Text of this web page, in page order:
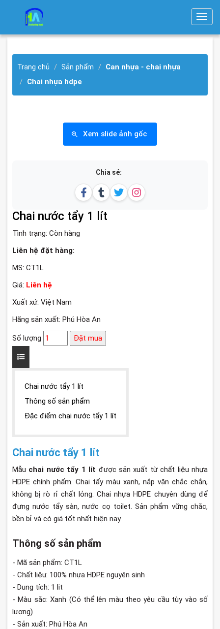
T
g
Trang chủ Sản phẩm
Can nhựa - chai nhựa
Chai nhựa hdpe
Xem slide ảnh gốc
Chia sẻ:
Chai nước tẩy 1 lít
Tình trạng: Còn hàng
Liên hệ đặt hàng:
MS: CT1L
Giá: Liên hệ
Xuất xứ: Việt Nam
Hãng sản xuất: Phú Hòa An
Số lượng Đặt mua
Chai nước tẩy 1 lít
Thông số sản phẩm
Đặc điểm chai nước tẩy 1 lít
Chai nước tẩy 1 lít
Mẫu chai nước tẩy 1 lít được sản xuất từ chất liệu nhựa
HDPE chính phẩm. Chai tẩy màu xanh, nắp vặn chắc chắn,
không bị rò rỉ chất lỏng. Chai nhựa HDPE chuyên dùng để
đựng nước tẩy sàn, nước cọ toilet. Sản phẩm vững chắc,
bền bỉ và có giá tốt nhất hiện nay.
Thông số sản phẩm
- Mã sản phẩm: CT1L
- Chất liệu: 100% nhựa HDPE nguyên sinh
- Dung tích: 1 lit
- Màu sắc: Xanh (Có thể lên màu theo yêu cầu tùy vào số
lượng)
- Sản xuất: Phú Hòa An